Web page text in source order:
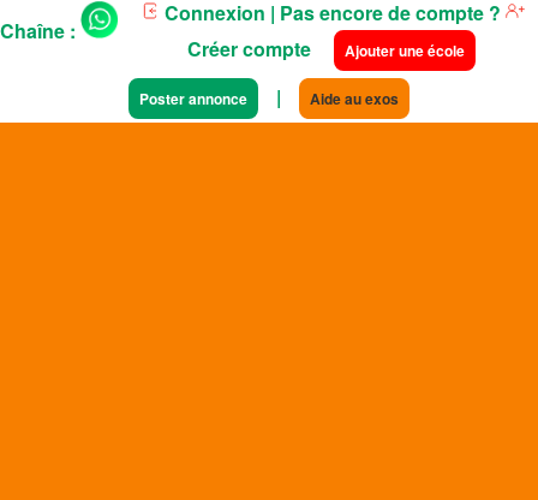
Chaîne :
Connexion | Pas encore de compte ?
Créer compte
Ajouter une école
Poster annonce | Aide au exos